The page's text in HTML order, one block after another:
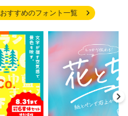
おすすめのフォント一覧